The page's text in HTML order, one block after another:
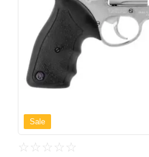
Sale
☆ ☆ ☆ ☆ ☆